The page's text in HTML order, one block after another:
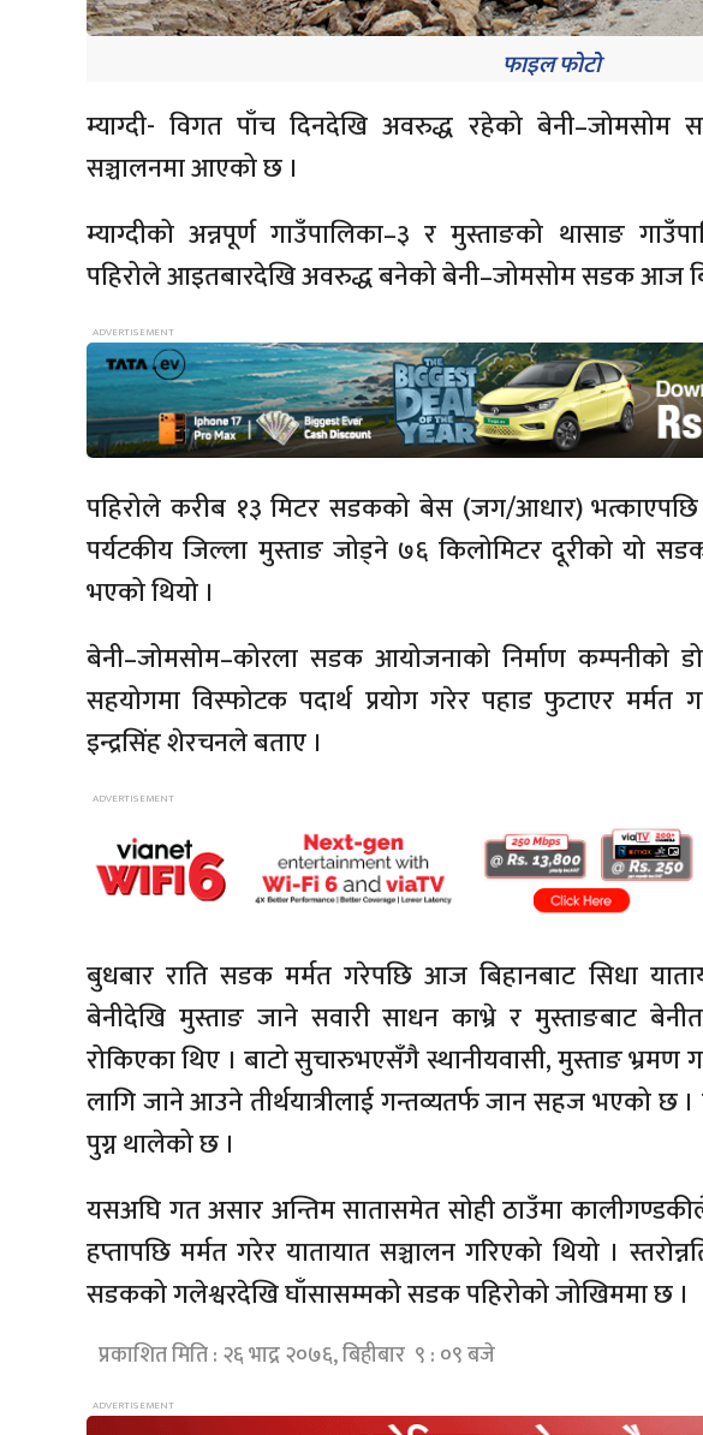
फाइल फोटो
म्याग्दी- विगत पाँच दिनदेखि अवरुद्ध रहेको बेनी–जोमसोम
सञ्चालनमा आएको छ ।
म्याग्दीको अन्नपूर्ण गाउँपालिका–३ र मुस्ताङको थासाङ
पहिरोले आइतबारदेखि अवरुद्ध बनेको बेनी–जोमसोम सडक आज
पहिरोले करीब १३ मिटर सडकको बेस (जग/आधार) भत्काएपछि
पर्यटकीय जिल्ला मुस्ताङ जोड्ने ७६ किलोमिटर दूरीको यो
भएको थियो ।
बेनी–जोमसोम–कोरला सडक आयोजनाको निर्माण कम्पनीको
सहयोगमा विस्फोटक पदार्थ प्रयोग गरेर पहाड फुटाएर
इन्द्रसिंह शेरचनले बताए ।
बुधबार राति सडक मर्मत गरेपछि आज बिहानबाट सिधा
बेनीदेखि मुस्ताङ जाने सवारी साधन काभ्रे र मुस्ताङबाट
रोकिएका थिए । बाटो सुचारुभएसँगै स्थानीयवासी, मुस्ताङ भ्रमण
लागि जाने आउने तीर्थयात्रीलाई गन्तव्यतर्फ जान सहज भएको छ ।
पुग्न थालेको छ ।
यसअघि गत असार अन्तिम सातासमेत सोही ठाउँमा
हप्तापछि मर्मत गरेर यातायात सञ्चालन गरिएको थियो ।
सडकको गलेश्वरदेखि घाँसासम्मको सडक पहिरोको जोखिममा छ ।
प्रकाशित मिति : २६ भाद्र २०७६, बिहीबार ९ : ०९ बजे